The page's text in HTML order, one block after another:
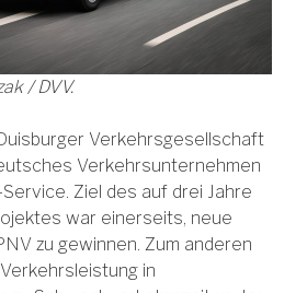
/ DVV.
Verkehrsgesellschaft
Verkehrsunternehmen
Ziel des auf drei Jahre
war einerseits, neue
zu gewinnen. Zum anderen
in